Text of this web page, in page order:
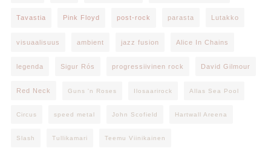
Tavastia Pink Floyd post-rock parasta Lutakko
visuaalisuus ambient jazz fusion Alice In Chains
legenda Sigur Rós progressiivinen rock David Gilmour
Red Neck Guns 'n Roses Ilosaarirock Allas Sea Pool
Circus speed metal John Scofield Hartwall Areena
Slash Tullikamari Teemu Viinikainen